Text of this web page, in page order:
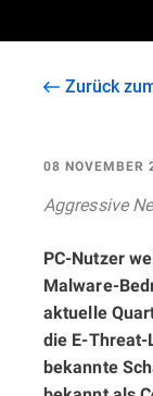
Zurück
08 NOVEMBER
Aggressive
PC-Nutzer
Malware-
aktuelle
die E-
bekannte